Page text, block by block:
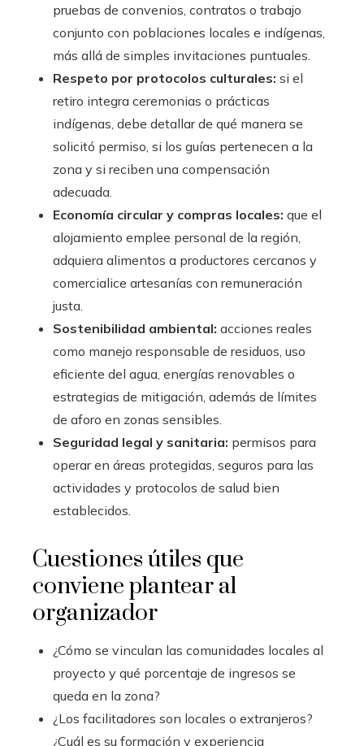
pruebas de convenios, contratos o trabajo
conjunto con poblaciones locales e indígenas,
más allá de simples invitaciones puntuales.
Respeto por protocolos culturales: si el
retiro integra ceremonias o prácticas
indígenas, debe detallar de qué manera se
solicitó permiso, si los guías pertenecen a la
zona y si reciben una compensación
adecuada.
Economía circular y compras locales: que el
alojamiento emplee personal de la región,
adquiera alimentos a productores cercanos y
comercialice artesanías con remuneración
justa.
Sostenibilidad ambiental: acciones reales
como manejo responsable de residuos, uso
eficiente del agua, energías renovables o
estrategias de mitigación, además de límites
de aforo en zonas sensibles.
Seguridad legal y sanitaria: permisos para
operar en áreas protegidas, seguros para las
actividades y protocolos de salud bien
establecidos.
Cuestiones útiles que
conviene plantear al
organizador
¿Cómo se vinculan las comunidades locales al
proyecto y qué porcentaje de ingresos se
queda en la zona?
¿Los facilitadores son locales o extranjeros?
¿Cuál es su formación y experiencia